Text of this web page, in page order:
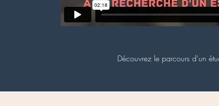
Découvrez le parcours d'un